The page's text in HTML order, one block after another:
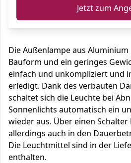
Jetzt zum
Die Außenlampe aus
Bauform und ein geringes
einfach und unkompliziert und
erledigt. Dank des verbauten
schaltet sich die Leuchte bei
Sonnenlichts automatisch ein
wieder aus. Über einen
allerdings auch in den
Die Leuchtmittel sind in der
enthalten.